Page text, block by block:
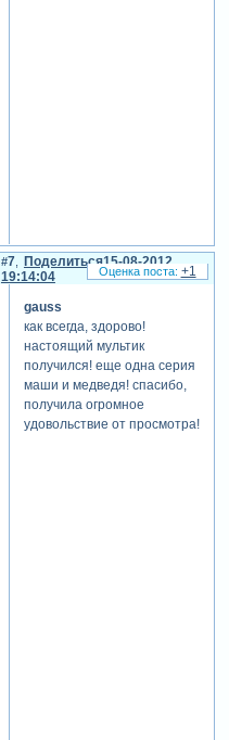
Поделиться
7
15-08-2012
19:14:04
gauss
как всегда, здорово!
настоящий мультик
получился! еще одна серия
маши и медведя! спасибо,
получила огромное
удовольствие от просмотра!
+1